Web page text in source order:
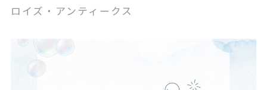
ロイズ・アンティークス